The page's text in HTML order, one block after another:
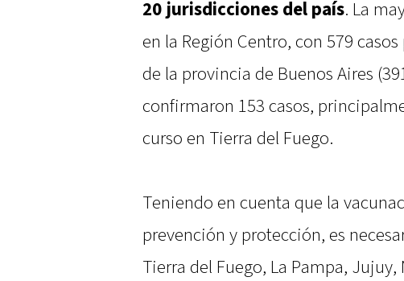
20 jurisdicciones del país. La
en la Región Centro, con 579
de la provincia de Buenos Aires
confirmaron 153 casos,
curso en Tierra del Fuego.
Teniendo en cuenta que la
prevención y protección, es
Tierra del Fuego, La Pampa,